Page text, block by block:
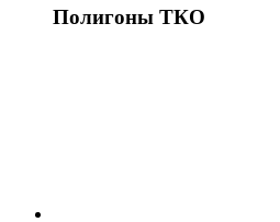
Полигоны ТКО